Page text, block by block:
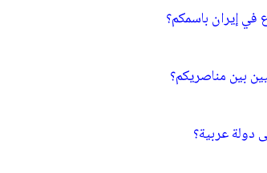
في إيران باسمكم؟
بين مناصريكم؟
دولة عربية؟